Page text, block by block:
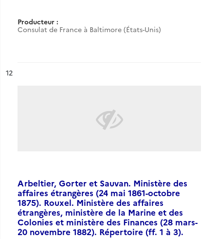
Producteur :
Consulat de France à Baltimore (États-Unis)
n°
12
Arbeltier, Gorter et Sauvan. Ministère des
affaires étrangères (24 mai 1861-octobre
1875). Rouxel. Ministère des affaires
étrangères, ministère de la Marine et des
Colonies et ministère des Finances (28 mars-
20 novembre 1882). Répertoire (ff. 1 à 3).